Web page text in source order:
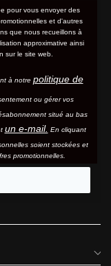
pour vous envoyer des
et d'autres
que nous recueillons à
approximative ainsi
sur le site web.
à notre politique de
ou gérer vos
situé au bas
un e-mail. En cliquant
soient stockées et
promotionnelles.